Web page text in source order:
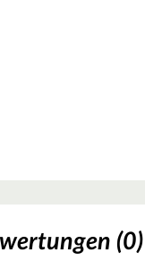
(0)